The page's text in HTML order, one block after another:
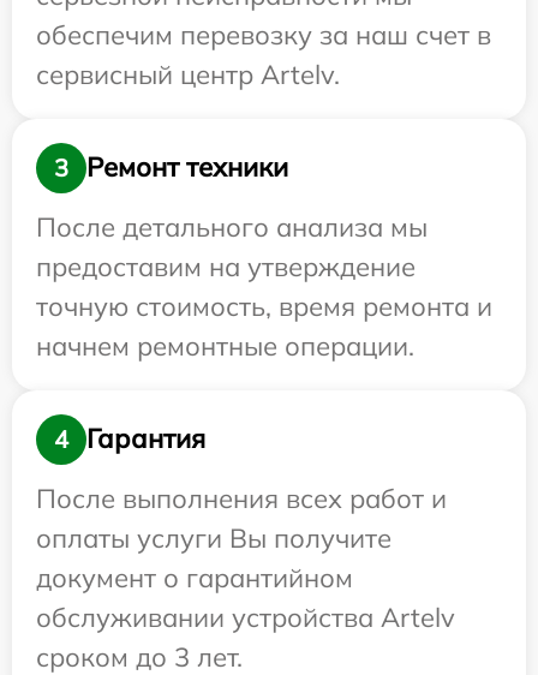
обеспечим перевозку за наш счет в
сервисный центр Artelv.
3
Ремонт техники
После детального анализа мы
предоставим на утверждение
точную стоимость, время ремонта и
начнем ремонтные операции.
4
Гарантия
После выполнения всех работ и
оплаты услуги Вы получите
документ о гарантийном
обслуживании устройства Artelv
сроком до 3 лет.